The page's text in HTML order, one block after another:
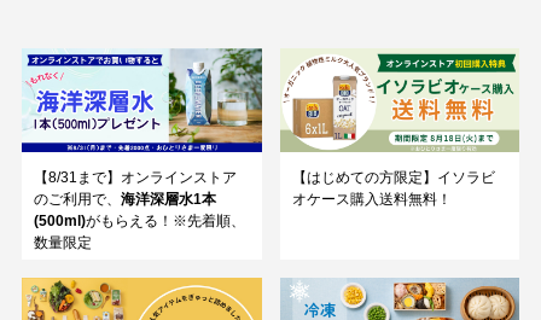
【8/31まで】オンラインストア
のご利用で、 海洋深層水1本
(500ml)がもらえる！※先着順、
数量限定
【はじめての方限定】イソラビ
オケース購入送料無料！